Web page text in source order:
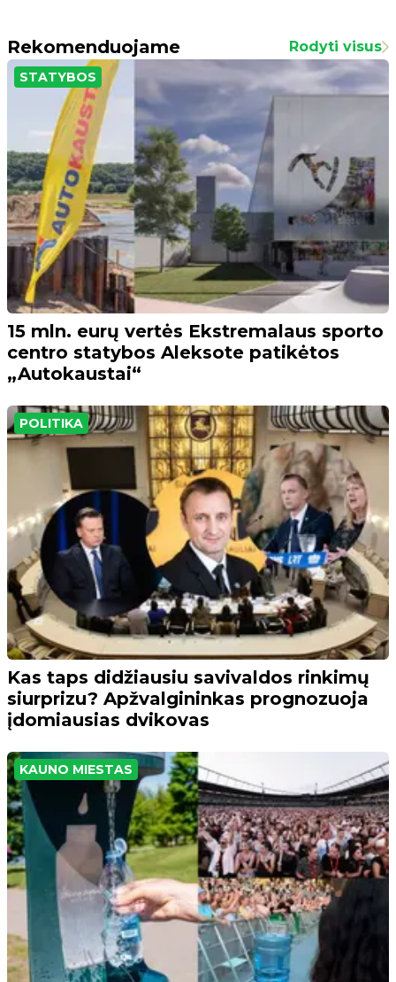
Rekomenduojame Rodyti visus
STATYBOS
15 mln. eurų vertės Ekstremalaus sporto
centro statybos Aleksote patikėtos
„Autokaustai“
POLITIKA
Kas taps didžiausiu savivaldos rinkimų
siurprizu? Apžvalgininkas prognozuoja
įdomiausias dvikovas
KAUNO MIESTAS